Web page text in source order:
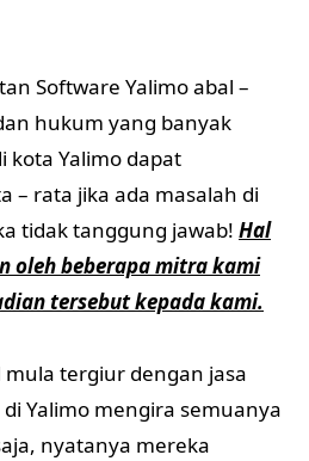
Software Yalimo abal –
hukum yang banyak
kota Yalimo dapat
– rata jika ada masalah di
tidak tanggung jawab! Hal
oleh beberapa mitra kami
tersebut kepada kami.
tergiur dengan jasa
Yalimo mengira semuanya
nyatanya mereka